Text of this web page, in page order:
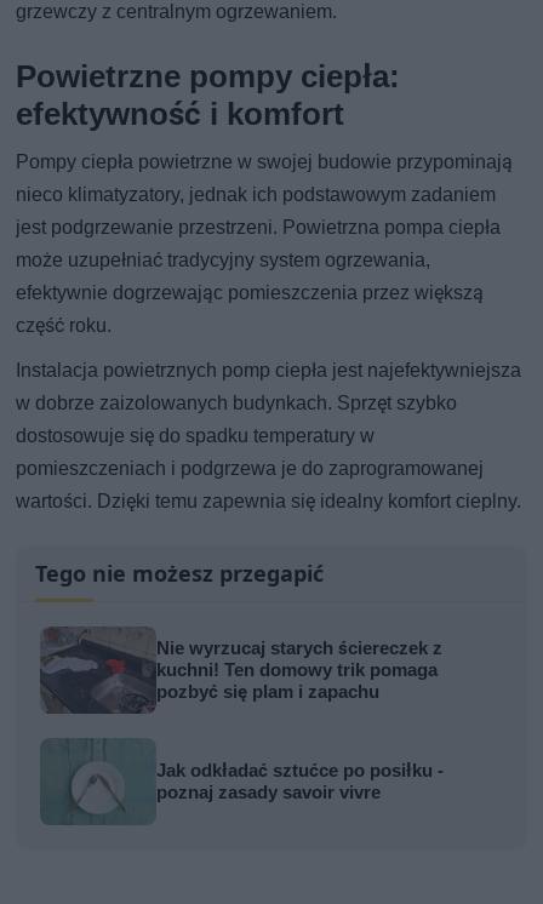
grzewczy z centralnym ogrzewaniem.
Powietrzne pompy ciepła:
efektywność i komfort
Pompy ciepła powietrzne w swojej budowie przypominają
nieco klimatyzatory, jednak ich podstawowym zadaniem
jest podgrzewanie przestrzeni. Powietrzna pompa ciepła
może uzupełniać tradycyjny system ogrzewania,
efektywnie dogrzewając pomieszczenia przez większą
część roku.
Instalacja powietrznych pomp ciepła jest najefektywniejsza
w dobrze zaizolowanych budynkach. Sprzęt szybko
dostosowuje się do spadku temperatury w
pomieszczeniach i podgrzewa je do zaprogramowanej
wartości. Dzięki temu zapewnia się idealny komfort cieplny.
Tego nie możesz przegapić
Nie wyrzucaj starych ściereczek z
kuchni! Ten domowy trik pomaga
pozbyć się plam i zapachu
Jak odkładać sztućce po posiłku -
poznaj zasady savoir vivre